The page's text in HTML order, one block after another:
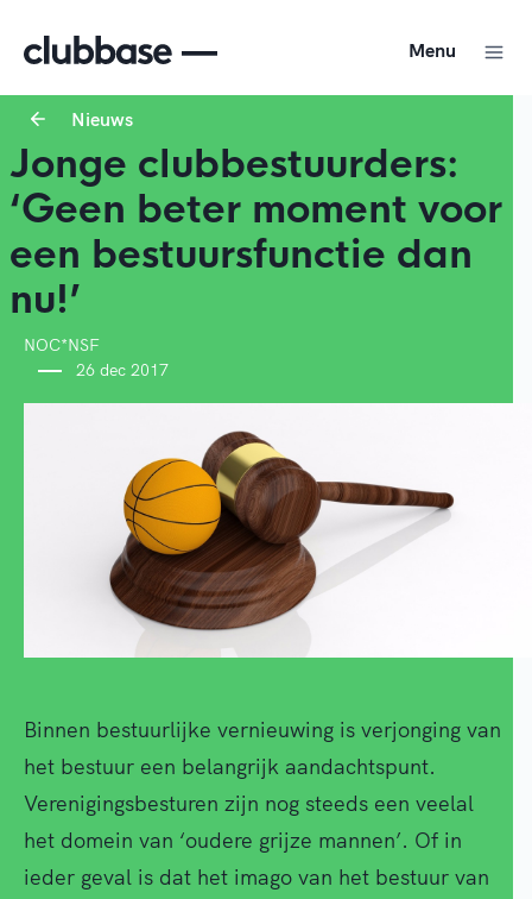
Menu
Nieuws
Jonge clubbestuurders:
‘Geen beter moment voor
een bestuursfunctie dan
nu!’
NOC*NSF
26 dec 2017
Binnen bestuurlijke vernieuwing is verjonging van
het bestuur een belangrijk aandachtspunt.
Verenigingsbesturen zijn nog steeds een veelal
het domein van ‘oudere grijze mannen’. Of in
ieder geval is dat het imago van het bestuur van